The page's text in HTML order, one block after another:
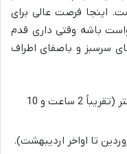
اینجا فرصت عالی برای
باشه وقتی داری قدم
سرسبز و باصفای اطراف
فاصله تا اصفهان: حدود 160 کیلومتر (تقریباً 2 ساعت و 10
تا اواخر اردیبهشت).